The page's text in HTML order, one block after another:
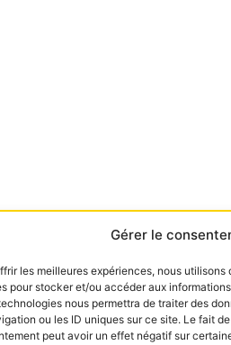
Gérer le
les meilleures expériences, nous
pour stocker et/ou accéder aux
nous permettra de traiter des
ou les ID uniques sur ce site. Le fait
peut avoir un effet négatif sur
des données| Politique de